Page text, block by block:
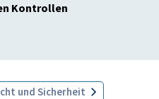
Kontrollen
und Sicherheit